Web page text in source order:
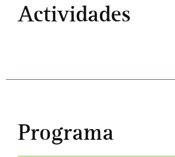
Actividades
Programa